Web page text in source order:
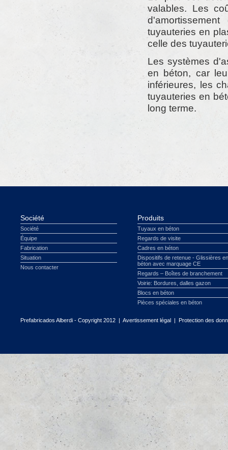
valables. Les
tuyauteries en
celle des
Les systèmes
en béton, car
inférieures, les
tuyauteries en
long terme.
Société
Société
Équipe
Fabrication
Situation
Nous contacter
Produits
Tuyaux en béton
Regards de visite
Cadres en béton
Dispositifs de retenue - Glissières en
béton avec marquage CE
Regards – Boîtes de branchement
Voirie: Bordures, dalles gazon
Blocs en béton
Pièces spéciales en béton
Prefabricados Alberdi - Copyright 2012 | Avertissement légal | Protection des